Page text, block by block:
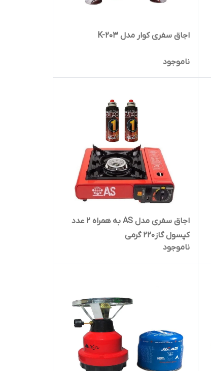
اجاق سفری کوار مدل K-203
ناموجود
اجاق سفری مدل AS به همراه 2 عدد
کپسول گاز220 گرمی
ناموجود